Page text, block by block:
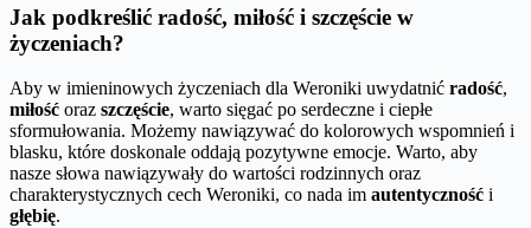
Jak podkreślić radość, miłość i szczęście w
życzeniach?
Aby w imieninowych życzeniach dla Weroniki uwydatnić radość,
miłość oraz szczęście, warto sięgać po serdeczne i ciepłe
sformułowania. Możemy nawiązywać do kolorowych wspomnień i
blasku, które doskonale oddają pozytywne emocje. Warto, aby
nasze słowa nawiązywały do wartości rodzinnych oraz
charakterystycznych cech Weroniki, co nada im autentyczność i
głębię.